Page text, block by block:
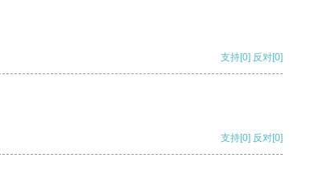
支持[0] 反对[0]
支持[0] 反对[0]